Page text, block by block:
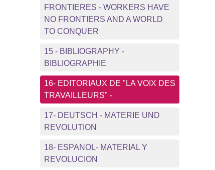
FRONTIERES - WORKERS HAVE
NO FRONTIERS AND A WORLD
TO CONQUER
15 - BIBLIOGRAPHY -
BIBLIOGRAPHIE
16- EDITORIAUX DE "LA VOIX DES
TRAVAILLEURS" -
17- DEUTSCH - MATERIE UND
REVOLUTION
18- ESPANOL- MATERIAL Y
REVOLUCION